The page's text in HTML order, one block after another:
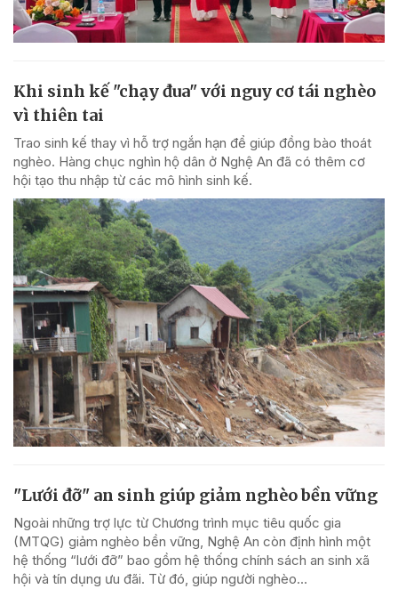
Khi sinh kế "chạy đua" với nguy cơ tái nghèo
vì thiên tai
Trao sinh kế thay vì hỗ trợ ngắn hạn để giúp đồng bào thoát
nghèo. Hàng chục nghìn hộ dân ở Nghệ An đã có thêm cơ
hội tạo thu nhập từ các mô hình sinh kế.
"Lưới đỡ" an sinh giúp giảm nghèo bền vững
Ngoài những trợ lực từ Chương trình mục tiêu quốc gia
(MTQG) giảm nghèo bền vững, Nghệ An còn định hình một
hệ thống “lưới đỡ” bao gồm hệ thống chính sách an sinh xã
hội và tín dụng ưu đãi. Từ đó, giúp người nghèo...